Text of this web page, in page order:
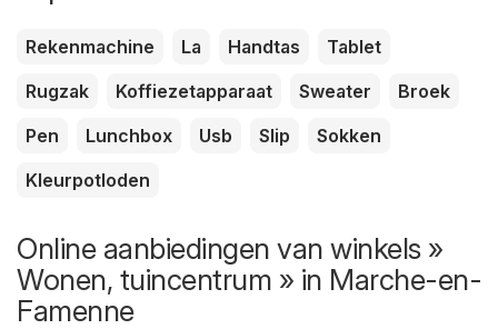
Rekenmachine La Handtas
Tablet
Rugzak
Koffiezetapparaat Sweater
Broek
Pen
Lunchbox Usb Slip
Sokken
Kleurpotloden
Online aanbiedingen van winkels »
Wonen, tuincentrum » in Marche-en-
Famenne